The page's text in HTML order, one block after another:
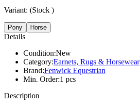
Variant: (Stock )
Pony Horse
Details
Condition:New
Category:Earnets, Rugs & Horsewear
Brand:Fenwick Equestrian
Min. Order:1 pcs
Description